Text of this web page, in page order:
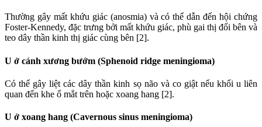
Thường gây mất khứu giác (anosmia) và có thể dẫn đến hội chứng
Foster-Kennedy, đặc trưng bởi mất khứu giác, phù gai thị đối bên và
teo dây thần kinh thị giác cùng bên [2].
U ở cánh xương bướm (Sphenoid ridge meningioma)
Có thể gây liệt các dây thần kinh sọ não và co giật nếu khối u liên
quan đến khe ổ mắt trên hoặc xoang hang [2].
U ở xoang hang (Cavernous sinus meningioma)